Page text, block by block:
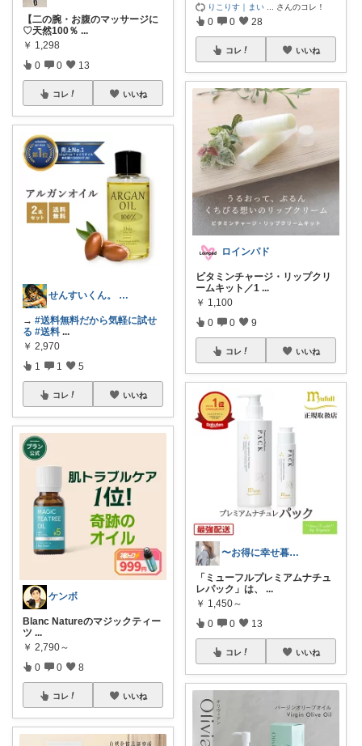
【二の腕・お腹のマッサージに
♡天然100％ ...
￥ 1,298
0 0 13
コレ いいね
せんすいくん。 ＼情報の海へダイブ／
→ #送料無料だから気軽に試せ
る #送料 ...
￥ 2,970
1 1 5
コレ いいね
ケンボ
Blanc Natureのマジックティー
ツ ...
￥ 2,790～
0 0 8
コレ いいね
りこりす｜まい さんのコレ！
0 0 28
コレ いいね
ロインパド
ビタミンチャージ・リップクリ
ームキット／1 ...
￥ 1,100
0 0 9
コレ いいね
〜お得に幸せ暮らし〜
「ミューフルプレミアムナチュ
レパック」は、
...
￥ 1,450～
0 0 13
コレ いいね